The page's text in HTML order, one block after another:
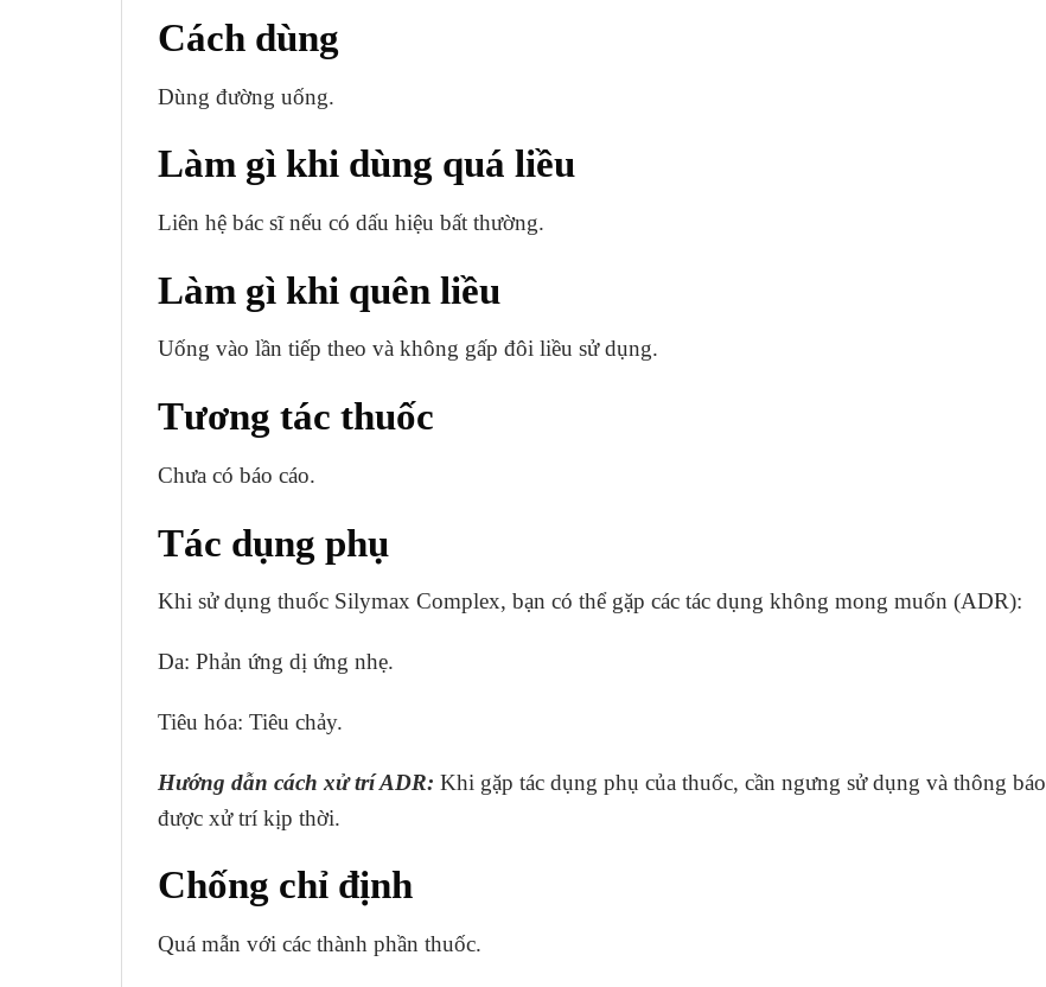
Cách dùng
Dùng đường uống.
Làm gì khi dùng quá liều
Liên hệ bác sĩ nếu có dấu hiệu bất thường.
Làm gì khi quên liều
Uống vào lần tiếp theo và không gấp đôi liều sử dụng.
Tương tác thuốc
Chưa có báo cáo.
Tác dụng phụ
Khi sử dụng thuốc Silymax Complex, bạn có thể gặp các tác dụng không mong muốn (ADR):
Da: Phản ứng dị ứng nhẹ.
Tiêu hóa: Tiêu chảy.
Hướng dẫn cách xử trí ADR: Khi gặp tác dụng phụ của thuốc, cần ngưng sử dụng và thông
được xử trí kịp thời.
Chống chỉ định
Quá mẫn với các thành phần thuốc.